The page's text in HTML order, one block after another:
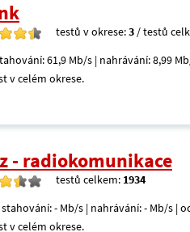
testů v okrese:3 / testů
61,9 Mb/s | nahrávání: 8,99
v celém okrese.
- radiokomunikace
testů celkem: 1934
stahování: - Mb/s | nahrávání: - Mb/s |
v celém okrese.